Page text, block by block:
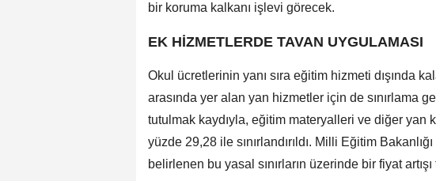
bir koruma kalkanı işlevi görecek.
EK HİZMETLERDE TAVAN UYGULAMASI
Okul ücretlerinin yanı sıra eğitim hizmeti dışında
arasında yer alan yan hizmetler için de sınırlama
tutulmak kaydıyla, eğitim materyalleri ve diğer yan
yüzde 29,28 ile sınırlandırıldı. Milli Eğitim
belirlenen bu yasal sınırların üzerinde bir fiyat